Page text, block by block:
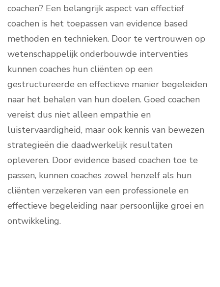
coachen? Een belangrijk aspect van effectief
coachen is het toepassen van evidence based
methoden en technieken. Door te vertrouwen op
wetenschappelijk onderbouwde interventies
kunnen coaches hun cliënten op een
gestructureerde en effectieve manier begeleiden
naar het behalen van hun doelen. Goed coachen
vereist dus niet alleen empathie en
luistervaardigheid, maar ook kennis van bewezen
strategieën die daadwerkelijk resultaten
opleveren. Door evidence based coachen toe te
passen, kunnen coaches zowel henzelf als hun
cliënten verzekeren van een professionele en
effectieve begeleiding naar persoonlijke groei en
ontwikkeling.